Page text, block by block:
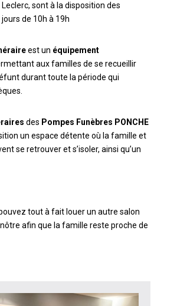
sont à la disposition des
de 10h à 19h
est un équipement
aux familles de se recueillir
durant toute la période qui
des Pompes Funèbres PONCHE
un espace détente où la famille et
se retrouver et s’isoler, ainsi qu’un
tout à fait louer un autre salon
afin que la famille reste proche de